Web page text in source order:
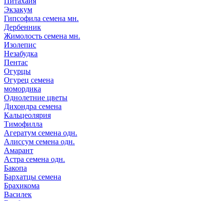
Экзакум
Гипсофила семена мн.
Дербенник
Жимолость семена мн.
Изолепис
Незабудка
Пентас
Огурцы
Огурец семена
момордика
Однолетние цветы
Дихондра семена
Кальцеолярия
Тимофилла
Агератум семена одн.
Алиссум семена одн.
Амарант
Астра семена одн.
Бакопа
Бархатцы семена
Брахикома
Василек